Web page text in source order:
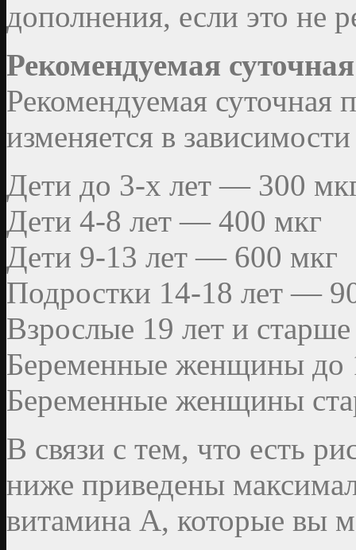
дополнения, если это не
Рекомендуемая
Рекомендуемая суточная
изменяется в
Дети до 3-х лет — 300
Дети 4-8 лет — 400 мкг
Дети 9-13 лет — 600 мкг
Подростки 14-18 лет —
Взрослые 19 лет и
Беременные женщины до
Беременные женщины
В связи с тем, что есть
ниже приведены
витамина А, которые вы